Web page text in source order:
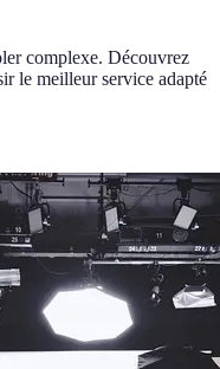
complexe. Découvrez
le meilleur service adapté